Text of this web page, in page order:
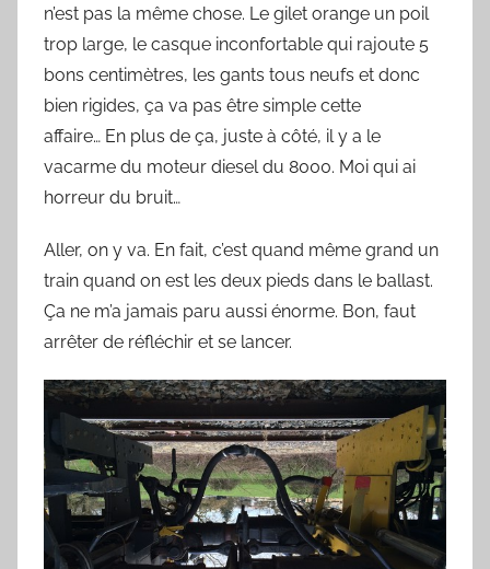
n’est pas la même chose. Le gilet orange un poil
trop large, le casque inconfortable qui rajoute 5
bons centimètres, les gants tous neufs et donc
bien rigides, ça va pas être simple cette
affaire… En plus de ça, juste à côté, il y a le
vacarme du moteur diesel du 8000. Moi qui ai
horreur du bruit…
Aller, on y va. En fait, c’est quand même grand un
train quand on est les deux pieds dans le ballast.
Ça ne m’a jamais paru aussi énorme. Bon, faut
arrêter de réfléchir et se lancer.